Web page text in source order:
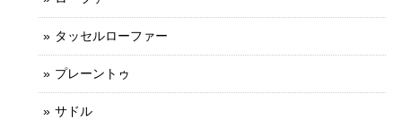
タッセルローファー
プレーントゥ
サドル